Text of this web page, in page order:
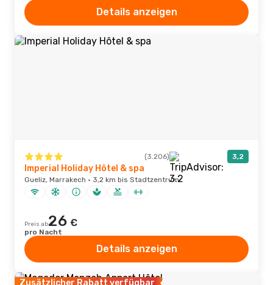
Details anzeigen
(3.206) 3,2
Imperial Holiday Hôtel & spa
Gueliz, Marrakech · 3,2 km bis Stadtzentrum
Preis ab26 €
pro Nacht
Details anzeigen
Zusätzlicher Rabatt verfügbar